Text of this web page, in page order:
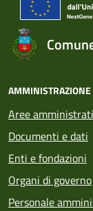
AMMINISTRAZIONE
Aree
Documenti e dati
Enti e fondazioni
Organi di governo
Personale